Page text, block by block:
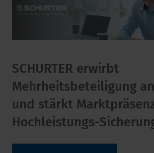
SCHURTER erwirbt
Mehrheitsbeteiligung
und stärkt
Hochleistungs-